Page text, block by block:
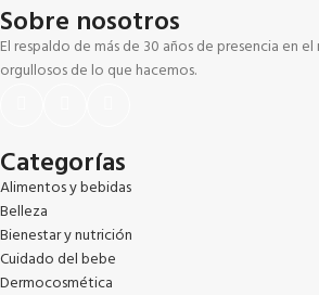
Sobre nosotros
El respaldo de más de 30 años de presencia en
orgullosos de lo que hacemos.
Categorías
Alimentos y bebidas
Belleza
Bienestar y nutrición
Cuidado del bebe
Dermocosmética